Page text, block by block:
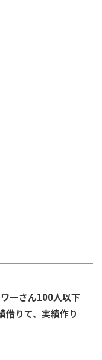
ーさん100人以下
借りて、実績作り